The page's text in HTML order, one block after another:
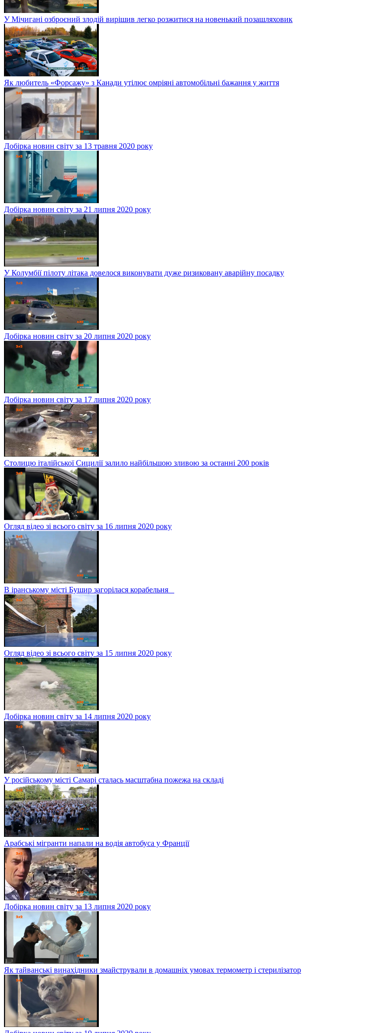
У Мічигані озброєний злодій вирішив легко розжитися на новенький позашляховик
Як любитель «Форсажу» з Канади утілює омріяні автомобільні бажання у життя
Добірка новин світу за 13 травня 2020 року
Добірка новин світу за 21 липня 2020 року
У Колумбії пілоту літака довелося виконувати дуже ризиковану аварійну посадку
Добірка новин світу за 20 липня 2020 року
Добірка новин світу за 17 липня 2020 року
Столицю італійської Сицилії залило найбільшою зливою за останні 200 років
Огляд відео зі всього світу за 16 липня 2020 року
В іранському місті Бушир загорілася корабельня
Огляд відео зі всього світу за 15 липня 2020 року
Добірка новин світу за 14 липня 2020 року
У російському місті Самарі сталась масштабна пожежа на складі
Арабські мігранти напали на водія автобуса у Франції
Добірка новин світу за 13 липня 2020 року
Як тайванські винахідники змайстрували в домашніх умовах термометр і стерилізатор